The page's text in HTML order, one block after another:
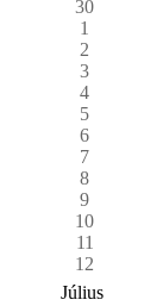
30
1
2
3
4
5
6
7
8
9
10
11
12
Július